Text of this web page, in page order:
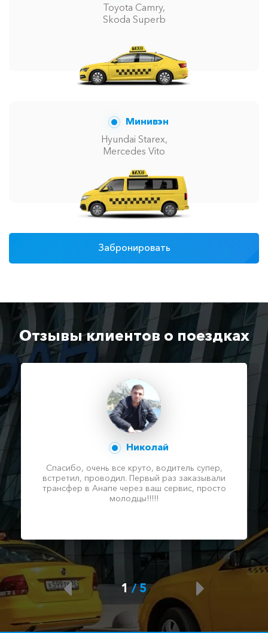
Toyota Camry,
Skoda Superb
Минивэн
Hyundai Starex,
Mercedes Vito
Забронировать
Отзывы клиентов о поездках
Николай
Спасибо, очень все круто, водитель супер,
встретил, проводил. Первый раз заказывали
трансфер в Анапе через ваш сервис, просто
молодцы!!!!!
1/5